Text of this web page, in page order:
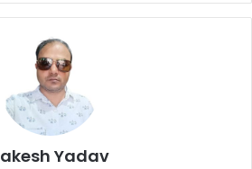
Yadav